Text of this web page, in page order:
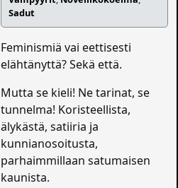
Sadut
Feminismiä vai eettisesti
elähtänyttä? Sekä että.
Mutta se kieli! Ne tarinat, se
tunnelma! Koristeellista,
älykästä, satiiria ja
kunnianosoitusta,
parhaimmillaan satumaisen
kaunista.